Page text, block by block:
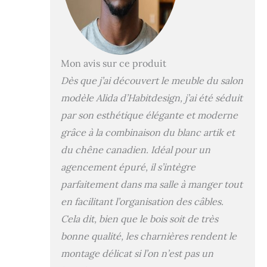
(hauteur x largeur
x profondeur).
Module supérieur :
35 x 105 x 29 cm
(hauteur x largeur
Étagère suspendue
: 3 x 95 x 21 cm (H
x l x P) Fabriqué en
panneau de
particules
mélaminé de haute
Produit certifié par
la PEFC
(Association
durabilité des
forêts). Produit
fabriqué en
Espagne. Ce type
Mon avis sur ce produit
Dès que j’ai découvert le meuble du salon
modèle Alida d’Habitdesign, j’ai été séduit
par son esthétique élégante et moderne
grâce à la combinaison du blanc artik et
du chêne canadien. Idéal pour un
agencement épuré, il s’intègre
parfaitement dans ma salle à manger tout
en facilitant l’organisation des câbles.
Cela dit, bien que le bois soit de très
bonne qualité, les charnières rendent le
montage délicat si l’on n’est pas un